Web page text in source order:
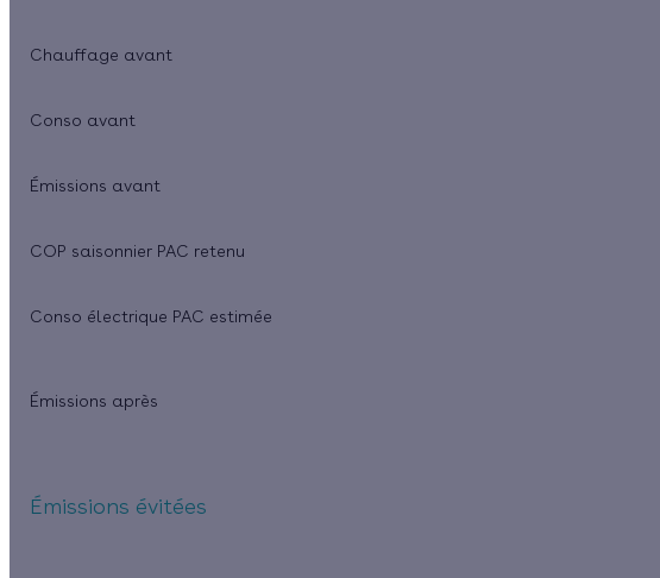
Chauffage avant
Conso avant
Émissions avant
COP saisonnier PAC retenu
Conso électrique PAC estimée
Émissions après
Émissions évitées